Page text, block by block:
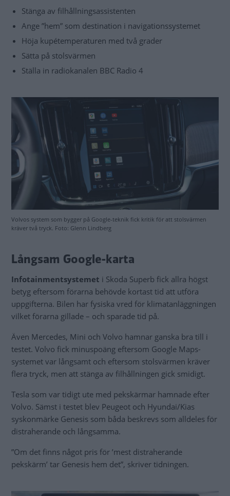
Stänga av filhållningsassistenten
Ange ”hem” som destination i navigationssystemet
Höja kupétemperaturen med två grader
Sätta på stolsvärmen
Ställa in radiokanalen BBC Radio 4
Volvos system som bygger på Google-teknik fick kritik för att stolsvärmen
kräver två tryck. Foto: Glenn Lindberg
Långsam Google-karta
Infotainmentsystemet i Skoda Superb fick allra högst
betyg eftersom förarna behövde kortast tid att utföra
uppgifterna. Bilen har fysiska vred för klimatanläggningen
vilket förarna gillade – och sparade tid på.
Även Mercedes, Mini och Volvo hamnar ganska bra till i
testet. Volvo fick minuspoäng eftersom Google Maps-
systemet var långsamt och eftersom stolsvärmen kräver
flera tryck, men att stänga av filhållningen gick smidigt.
Tesla som var tidigt ute med pekskärmar hamnade efter
Volvo. Sämst i testet blev Peugeot och Hyundai/Kias
syskonmärke Genesis som båda beskrevs som alldeles för
distraherande och långsamma.
”Om det finns något pris för ’mest distraherande
pekskärm’ tar Genesis hem det”, skriver tidningen.